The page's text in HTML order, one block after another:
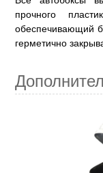
прочного
обеспечивающий
герметично